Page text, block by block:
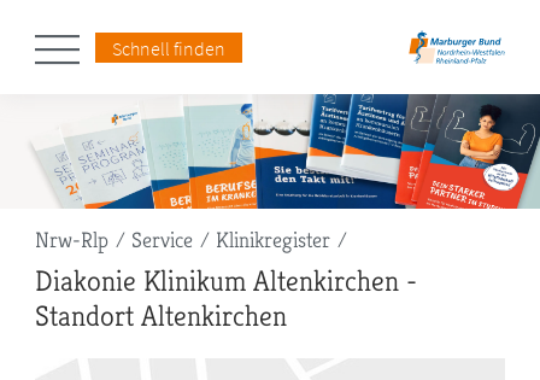
Schnell finden
Pfadnavigation
Nrw-Rlp Service Klinikregister
Diakonie Klinikum Altenkirchen -
Standort Altenkirchen